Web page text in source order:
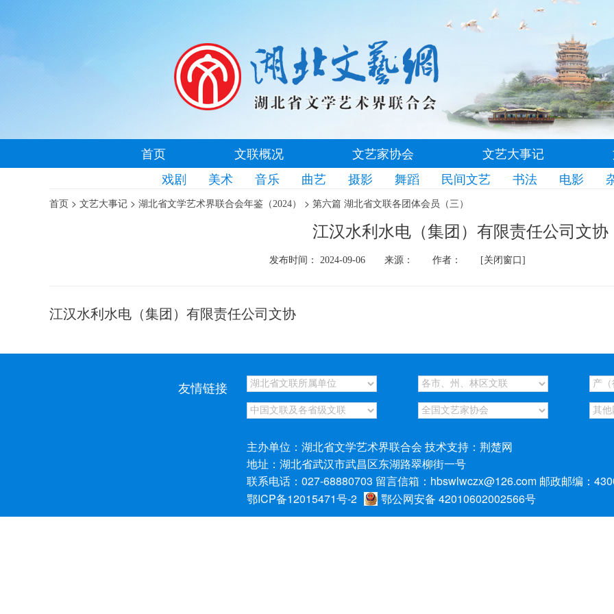
首页 文联概况 文艺家协会 文艺大事记
戏剧
美术 音乐 曲艺 摄影 舞蹈 民间文艺 书法 电影
首页 > 文艺大事记 > 湖北省文学艺术界联合会年鉴（2024） > 第六篇 湖北省文联各团体会员（三）
江汉水利水电（集团）有限责任公司文协
发布时间： 2024-09-06 来源： 作者： [关闭窗口]
江汉水利水电（集团）有限责任公司文协
友情链接
主办单位：湖北省文学艺术界联合会 技术支持：荆楚网
地址：湖北省武汉市武昌区东湖路翠柳街一号
联系电话：027-68880703 留言信箱：hbswlwczx@126.com 邮政邮编：
鄂ICP备12015471号-2
鄂公网安备 42010602002566号